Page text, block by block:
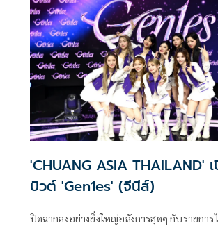
ไม่ได้มาเล่นๆ เพราะประกบคู่กับนางเอกสาวม
หลี่เหมิงเหมิง ภายใต้การกำกับของ เฉินเฉิน ผู้
'CHUANG ASIA THAILAND'
บิวต์ 'Gen1es' (จีนีส์)
ปิดฉากลงอย่างยิ่งใหญ่อลังการสุดๆ กับรายการ